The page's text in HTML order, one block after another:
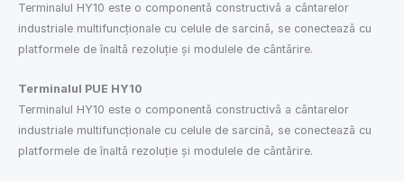
Terminalul HY10 este o componentă constructivă a cântarelor
industriale multifuncționale cu celule de sarcină, se conectează cu
platformele de înaltă rezoluție și modulele de cântărire.
Terminalul PUE HY10
Terminalul HY10 este o componentă constructivă a cântarelor
industriale multifuncționale cu celule de sarcină, se conectează cu
platformele de înaltă rezoluție și modulele de cântărire.